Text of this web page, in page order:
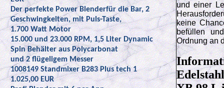
Der perfekte Power Blenderfür die Bar, 2
Geschwingkeiten, mit Puls-Taste,
1.700 Watt Motor
15.000 und 23.000 RPM, 1,5 Liter Dynamic
Spin Behälter aus Polycarbonat
und 2 flügeligem Messer
1008149 Standmixer B283 Plus tech 1
1.025,00 EUR
und einer
keine
befüllen
Ordnung an